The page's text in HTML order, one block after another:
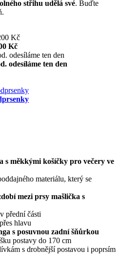
střihu udělá své. Buďte
Kč
odesíláme ten den
s měkkými košíčky pro večery ve
materiálu, který se
mezi prsy mašlička s
přední části
hlavu
s posuvnou zadní šňůrkou
postavy do 170 cm
s drobnější postavou i poprsím